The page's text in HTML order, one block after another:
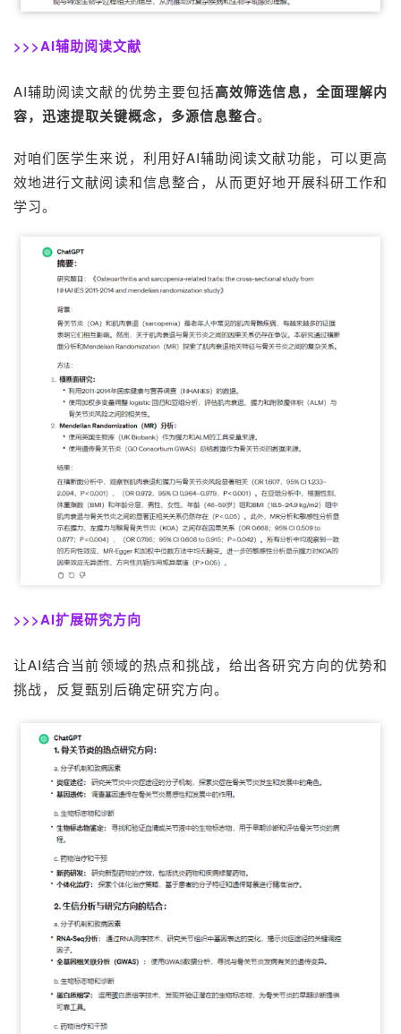
>>>AI辅助阅读文献
AI辅助阅读文献的优势主要包括高效筛选信息，全面理解内
容，迅速提取关键概念，多源信息整合。
对咱们医学生来说，利用好AI辅助阅读文献功能， 可以更高
效地进行文献阅读和信息整合，从而更好地开展科研工作和
学习。
>>>AI扩展研究方向
让AI结合当前领域的热点和挑战，给出各研究方向的优势和
挑战，反复甄别后确定研究方向。